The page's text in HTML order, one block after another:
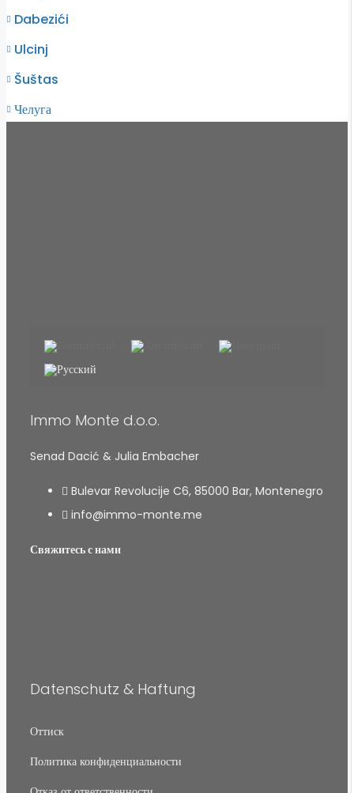
Dabezići
Ulcinj
Šuštas
Челуга
Immo Monte d.o.o.
Senad Dacić & Julia Embacher
Bulevar Revolucije C6, 85000 Bar, Montenegro
info@immo-monte.me
Свяжитесь с нами
Datenschutz & Haftung
Оттиск
Политика конфиденциальности